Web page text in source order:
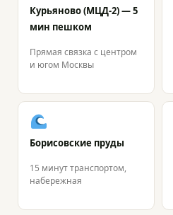
Курьяново (МЦД-2) — 5
мин пешком
Прямая связка с центром
и югом Москвы
Борисовские пруды
15 минут транспортом,
набережная